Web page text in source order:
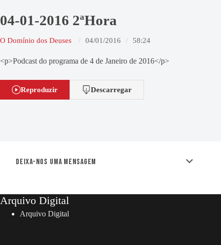
04-01-2016 2ªHora
O Domínio dos Deuses 04/01/2016 58:24
<p>Podcast do programa de 4 de Janeiro de 2016</p>
Reproduzir Descarregar
Deixa-nos uma mensagem
Arquivo Digital
Arquivo Digital